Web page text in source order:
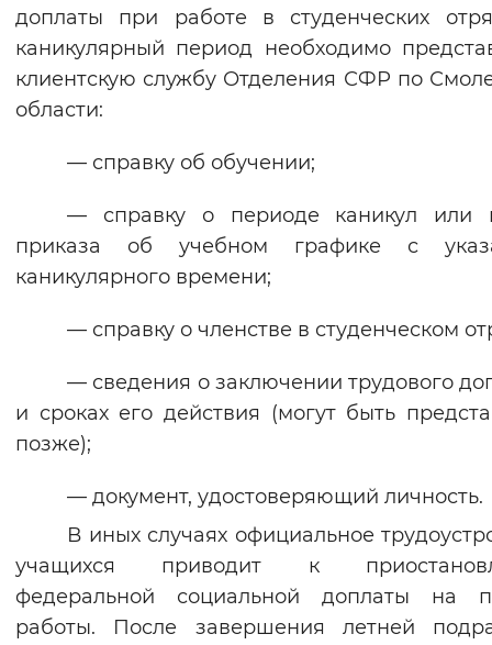
доплаты при работе в студенческих
каникулярный период необходимо
клиентскую службу Отделения СФР по
области:
— справку об обучении;
— справку о периоде каникул или
приказа об учебном графике с
каникулярного времени;
— справку о членстве в студенческом
— сведения о заключении трудового
и сроках его действия (могут быть
позже);
— документ, удостоверяющий личность.
В иных случаях официальное
учащихся приводит к
федеральной социальной доплаты на
работы. После завершения летней